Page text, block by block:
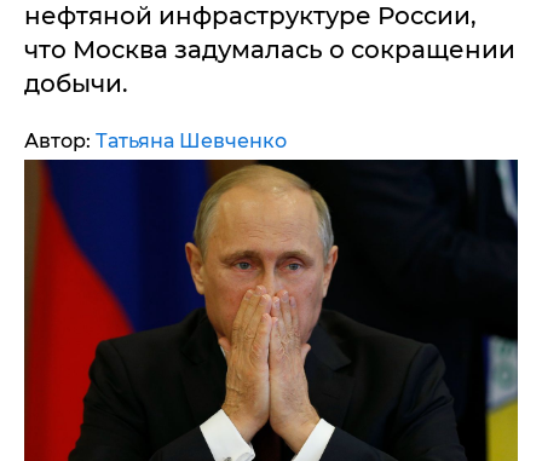
нефтяной инфраструктуре России,
что Москва задумалась о сокращении
добычи.
Автор: Татьяна Шевченко